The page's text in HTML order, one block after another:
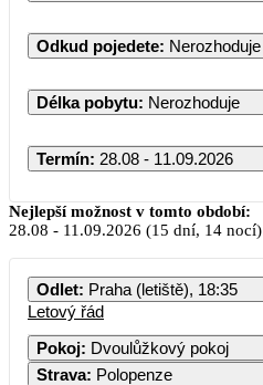
Odkud pojedete: Nerozhoduje
Délka pobytu: Nerozhoduje
Termín: 28.08 - 11.09.2026
Nejlepší možnost v tomto období:
28.08 - 11.09.2026 (15 dní, 14 nocí)
Odlet: Praha (letiště), 18:35
Letový řád
Pokoj: Dvoulůžkový pokoj
Strava: Polopenze